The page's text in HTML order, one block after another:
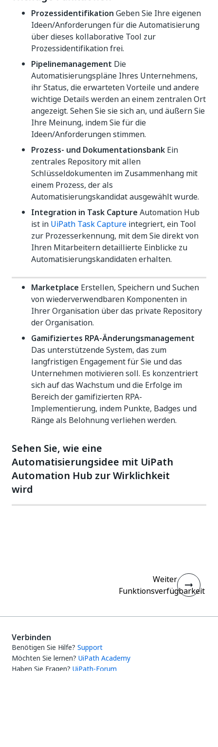
Prozessidentifikation Geben Sie Ihre eigenen
Ideen/Anforderungen für die Automatisierung
über dieses kollaborative Tool zur
Prozessidentifikation frei.
Pipelinemanagement Die
Automatisierungspläne Ihres Unternehmens,
ihr Status, die erwarteten Vorteile und andere
wichtige Details werden an einem zentralen Ort
angezeigt. Sehen Sie sie sich an, und äußern Sie
Ihre Meinung, indem Sie für die
Ideen/Anforderungen stimmen.
Prozess- und Dokumentationsbank Ein
zentrales Repository mit allen
Schlüsseldokumenten im Zusammenhang mit
einem Prozess, der als
Automatisierungskandidat ausgewählt wurde.
Integration in Task Capture Automation Hub
ist in UiPath Task Capture integriert, ein Tool
zur Prozesserkennung, mit dem Sie direkt von
Ihren Mitarbeitern detaillierte Einblicke zu
Automatisierungskandidaten erhalten.
Marketplace Erstellen, Speichern und Suchen
von wiederverwendbaren Komponenten in
Ihrer Organisation über das private Repository
der Organisation.
Gamifiziertes RPA-Änderungsmanagement
Das unterstützende System, das zum
langfristigen Engagement für Sie und das
Unternehmen motivieren soll. Es konzentriert
sich auf das Wachstum und die Erfolge im
Bereich der gamifizierten RPA-
Implementierung, indem Punkte, Badges und
Ränge als Belohnung verliehen werden.
Sehen Sie, wie eine
Automatisierungsidee mit UiPath
Automation Hub zur Wirklichkeit
wird
Weiter
Funktionsverfügbarkeit
Verbinden
Benötigen Sie Hilfe? Support
Möchten Sie lernen? UiPath Academy
Haben Sie Fragen? UiPath-Forum